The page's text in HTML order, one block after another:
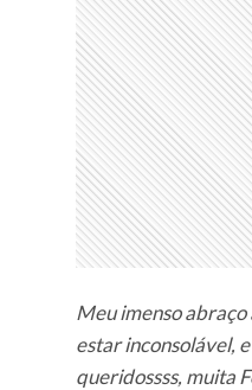
Meu imenso abraço
estar inconsolável,
queridossss, muita